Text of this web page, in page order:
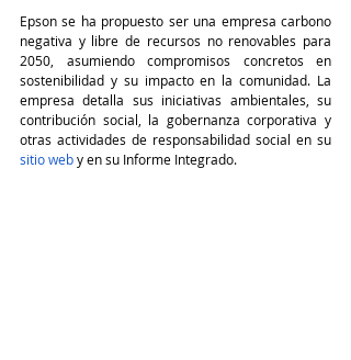
Epson se ha propuesto ser una empresa carbono
negativa y libre de recursos no renovables para
2050, asumiendo compromisos concretos en
sostenibilidad y su impacto en la comunidad. La
empresa detalla sus iniciativas ambientales, su
contribución social, la gobernanza corporativa y
sitio web y en su Informe Integrado.